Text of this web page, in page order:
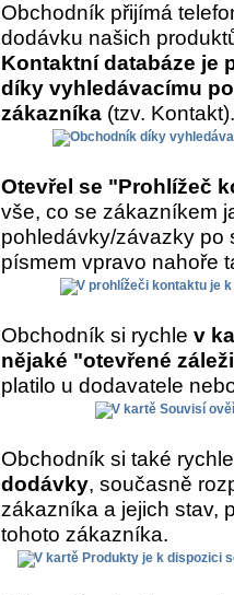
Obchodník přijímá
dodávku našich
Kontaktní databáze je
díky vyhledávacímu
zákazníka (tzv. Kontakt).
Otevřel se "Prohlížeč
vše, co se zákazníkem
pohledávky/závazky po
písmem vpravo nahoře
Obchodník si rychle v
nějaké "otevřené
platilo u dodavatele
Obchodník si také
dodávky, současně
zákazníka a jejich stav,
tohoto zákazníka.